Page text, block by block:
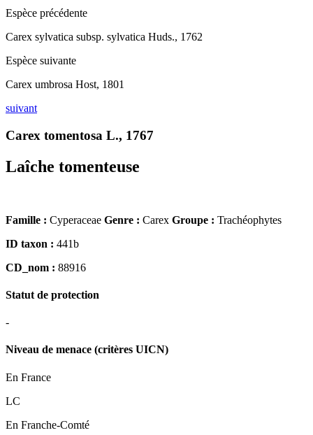
Espèce précédente
Carex sylvatica subsp. sylvatica Huds., 1762
Espèce suivante
Carex umbrosa Host, 1801
suivant
Carex tomentosa L., 1767
Laîche tomenteuse
Famille : Cyperaceae Genre : Carex Groupe : Trachéophytes
ID taxon : 441b
CD_nom : 88916
Statut de protection
-
Niveau de menace (critères UICN)
En France
LC
En Franche-Comté